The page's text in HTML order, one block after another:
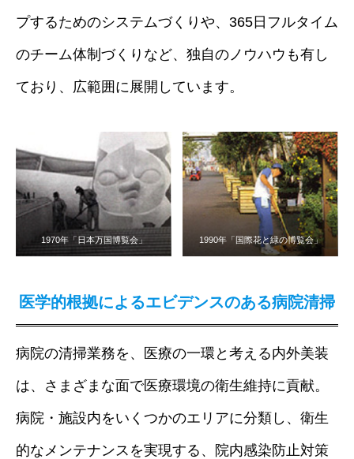
プするためのシステムづくりや、365日フルタイム
のチーム体制づくりなど、独自のノウハウも有し
ており、広範囲に展開しています。
1970年「日本万国博覧会」 1990年「国際花と緑の博覧会」
医学的根拠によるエビデンスのある病院清掃
病院の清掃業務を、医療の一環と考える内外美装
は、さまざまな面で医療環境の衛生維持に貢献。
病院・施設内をいくつかのエリアに分類し、衛生
的なメンテナンスを実現する、院内感染防止対策